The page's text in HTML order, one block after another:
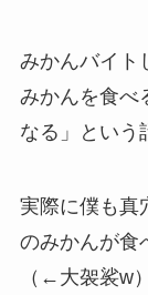
みかんバイト
みかんを食べ
なる」という
実際に僕も真
のみかんが食
（←大袈裟w）